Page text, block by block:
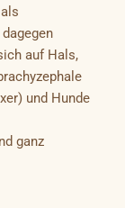
auf Hals,
und Hunde
ganz